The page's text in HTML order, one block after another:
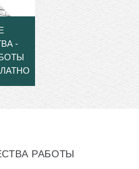
-
РАБОТЫ